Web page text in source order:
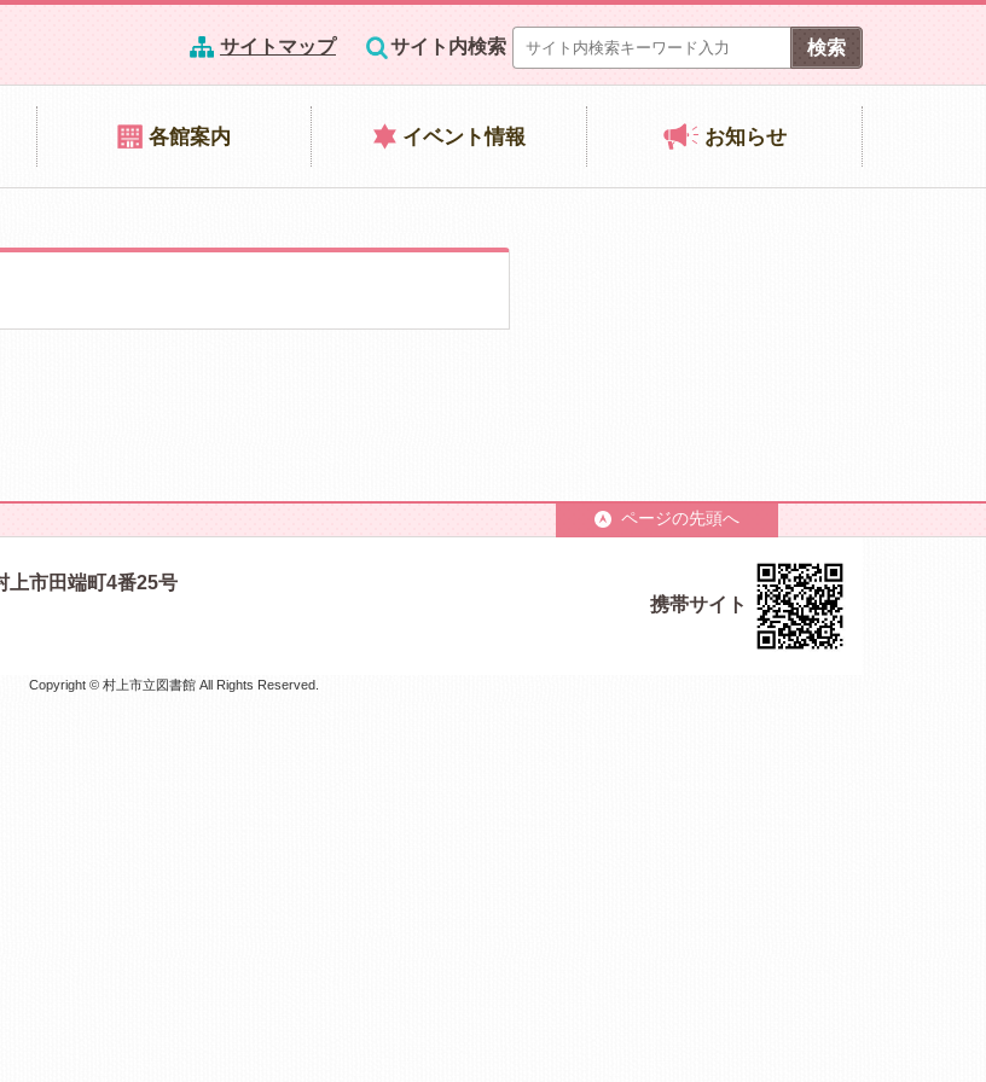
サイトマップ サイト内検索
各館案内 イベント情報 お知らせ
ページの先頭へ
上市田端町4番25号
携帯サイト
Copyright © 村上市立図書館 All Rights Reserved.